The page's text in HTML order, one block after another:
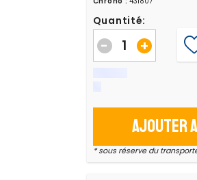
Quantité:
+
-
Ajouter
* sous réserve du